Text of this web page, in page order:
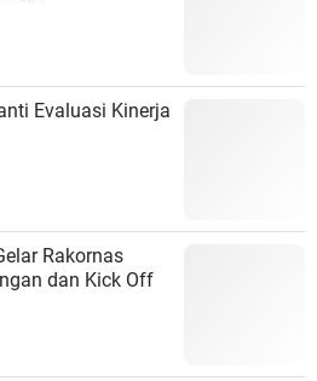
Evaluasi Kinerja
Rakornas
dan Kick Off